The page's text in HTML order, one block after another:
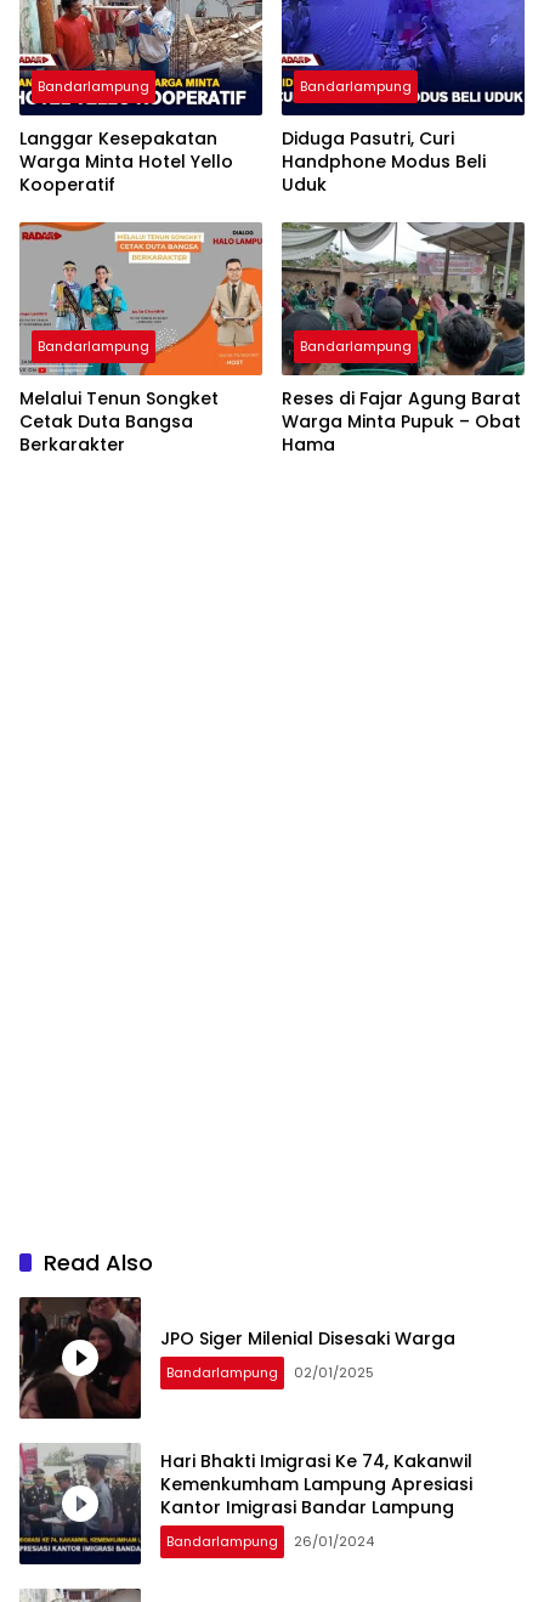
Bandarlampung
Langgar Kesepakatan
Warga Minta Hotel Yello
Kooperatif
Bandarlampung
Diduga Pasutri, Curi
Handphone Modus Beli
Uduk
Bandarlampung
Melalui Tenun Songket
Cetak Duta Bangsa
Berkarakter
Bandarlampung
Reses di Fajar Agung Barat
Warga Minta Pupuk – Obat
Hama
Read Also
JPO Siger Milenial Disesaki Warga
Bandarlampung 02/01/2025
Hari Bhakti Imigrasi Ke 74, Kakanwil
Kemenkumham Lampung Apresiasi
Kantor Imigrasi Bandar Lampung
Bandarlampung 26/01/2024